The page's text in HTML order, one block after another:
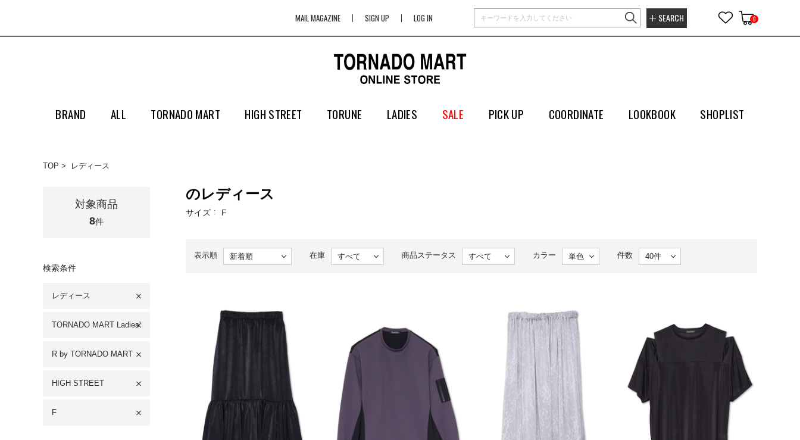
MAIL MAGAZINE SIGN UP LOG IN SEARCH 0
BRAND ALL TORNADO MART HIGH STREET TORUNE LADIES SALE PICK UP COORDINATE LOOKBOOK SHOPLIST
TOP レディース
対象商品
8件
検索条件
レディース
TORNADO MART Ladies'
R by TORNADO MART
HIGH STREET
F
のレディース
サイズ F
表示順 在庫 商品ステータス カラー 件数